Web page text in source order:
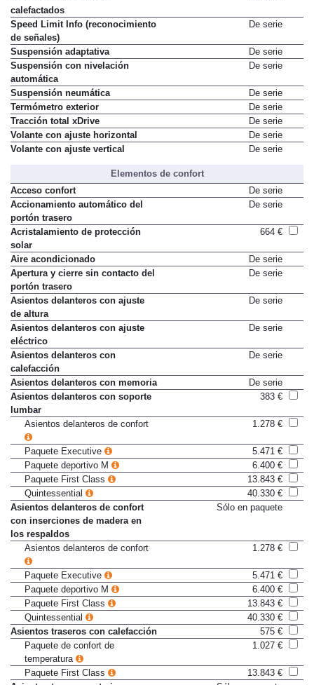
Retrovisores exteriores
calefactados
Speed Limit Info (reconocimiento
de señales)
Suspensión adaptativa
De serie
Suspensión con nivelación
automática
Suspensión neumática
De serie
Termómetro exterior
De serie
Tracción total xDrive
De serie
Volante con ajuste horizontal
De serie
Elementos de confort
Acceso confort
De serie
Accionamiento automático del
portón trasero
Acristalamiento de protección
solar
Aire acondicionado
De serie
Apertura y cierre sin contacto del
portón trasero
Asientos delanteros con ajuste
de altura
Asientos delanteros con ajuste
eléctrico
Asientos delanteros con
calefacción
Asientos delanteros con memoria
De serie
Asientos delanteros con soporte
lumbar
Asientos delanteros de confort
Paquete Executive
5.471 €
Paquete deportivo M
6.400 €
Paquete First Class
13.843 €
Quintessential
40.330 €
Asientos delanteros de confort
con inserciones de madera en
los respaldos
Asientos delanteros de confort
Paquete Executive
5.471 €
Paquete deportivo M
6.400 €
Paquete First Class
13.843 €
Quintessential
40.330 €
Asientos traseros con calefacción
575 €
Paquete de confort de
temperatura